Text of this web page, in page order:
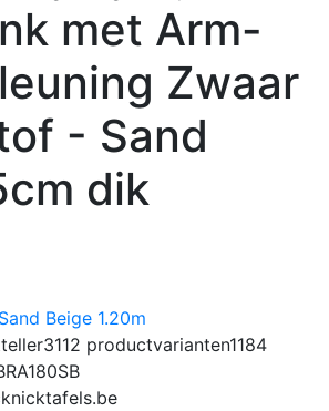
met Arm-
Zwaar
- Sand
dik
Sand Beige 1.20m
3112 productvarianten1184